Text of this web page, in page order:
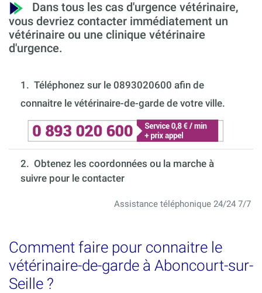
Dans tous les cas d'urgence vétérinaire,
vous devriez contacter immédiatement un
vétérinaire ou une clinique vétérinaire
d'urgence.
1. Téléphonez sur le 0893020600 afin de
connaitre le vétérinaire-de-garde de votre ville.
2. Obtenez les coordonnées ou la marche à
suivre pour le contacter
Assistance téléphonique 24/24 7/7
Comment faire pour connaitre le
vétérinaire-de-garde à Aboncourt-sur-
Seille ?